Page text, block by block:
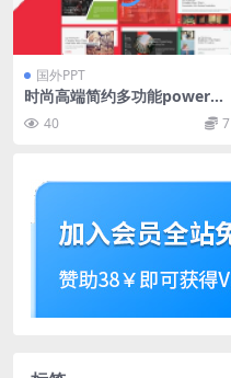
国外PPT
时尚高端简约多功能powerpo
int幻灯片演示模板（pptx）
40 7